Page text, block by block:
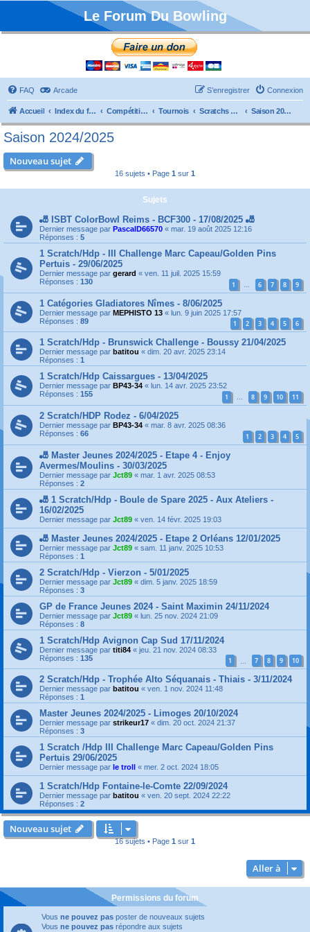
Le Forum Du Bowling
FAQ Arcade Connexion
S’enregistrer
Accueil Index du forum Compétitions Tournois Scratchs et Internationaux Saison 2024/2025
Saison 2024/2025
Nouveau sujet
16 sujets • Page 1 sur 1
Sujets
🎳 ISBT ColorBowl Reims - BCF300 - 17/08/2025 🎳
Dernier message par PascalD66570 « mar. 19 août 2025 12:16
Réponses : 5
1 Scratch/Hdp - III Challenge Marc Capeau/Golden Pins
Pertuis - 29/06/2025
Dernier message par gerard « ven. 11 juil. 2025 15:59
Réponses : 130 1 … 6 7 8 9
1 Catégories Gladiatores Nîmes - 8/06/2025
Dernier message par MEPHISTO 13 « lun. 9 juin 2025 17:57
Réponses : 89 1 2 3 4 5 6
1 Scratch/Hdp - Brunswick Challenge - Boussy 21/04/2025
Dernier message par batitou « dim. 20 avr. 2025 23:14
Réponses : 1
1 Scratch/Hdp Caissargues - 13/04/2025
Dernier message par BP43-34 « lun. 14 avr. 2025 23:52
Réponses : 155 1 … 8 9 10 11
2 Scratch/HDP Rodez - 6/04/2025
Dernier message par BP43-34 « mar. 8 avr. 2025 08:36
Réponses : 66 1 2 3 4 5
🎳 Master Jeunes 2024/2025 - Etape 4 - Enjoy
Avermes/Moulins - 30/03/2025
Dernier message par Jct89 « mar. 1 avr. 2025 08:53
Réponses : 2
🎳 1 Scratch/Hdp - Boule de Spare 2025 - Aux Ateliers -
16/02/2025
Dernier message par Jct89 « ven. 14 févr. 2025 19:03
🎳 Master Jeunes 2024/2025 - Etape 2 Orléans 12/01/2025
Dernier message par Jct89 « sam. 11 janv. 2025 10:53
Réponses : 1
2 Scratch/Hdp - Vierzon - 5/01/2025
Dernier message par Jct89 « dim. 5 janv. 2025 18:59
Réponses : 3
GP de France Jeunes 2024 - Saint Maximin 24/11/2024
Dernier message par Jct89 « lun. 25 nov. 2024 21:09
Réponses : 8
1 Scratch/Hdp Avignon Cap Sud 17/11/2024
Dernier message par titi84 « jeu. 21 nov. 2024 08:33
Réponses : 135 1 7 8 9 10
2 Scratch/Hdp - Trophée Alto Séquanais - Thiais - 3/11/2024
Dernier message par batitou « ven. 1 nov. 2024 11:48
Réponses : 1
Master Jeunes 2024/2025 - Limoges 20/10/2024
Dernier message par strikeur17 « dim. 20 oct. 2024 21:37
Réponses : 3
1 Scratch /Hdp III Challenge Marc Capeau/Golden Pins
Pertuis 29/06/2025
Dernier message par le troll « mer. 2 oct. 2024 18:05
1 Scratch/Hdp Fontaine-le-Comte 22/09/2024
Dernier message par batitou « ven. 20 sept. 2024 22:22
Réponses : 2
Nouveau sujet
16 sujets • Page 1 sur 1
Aller à
Permissions du forum
Vous ne pouvez pas poster de nouveaux sujets
Vous ne pouvez pas répondre aux sujets